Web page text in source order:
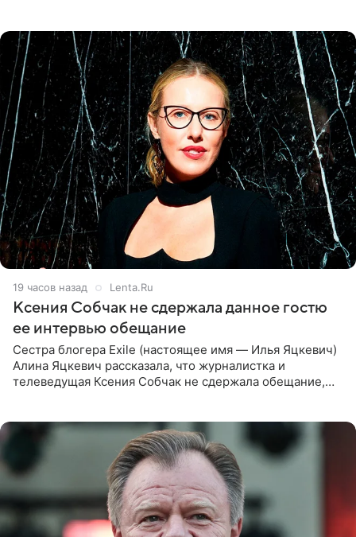
19 часов назад Lenta.Ru
Ксения Собчак не сдержала данное гостю
ее интервью обещание
Сестра блогера Exile (настоящее имя — Илья Яцкевич)
Алина Яцкевич рассказала, что журналистка и
телеведущая Ксения Собчак не сдержала обещание,